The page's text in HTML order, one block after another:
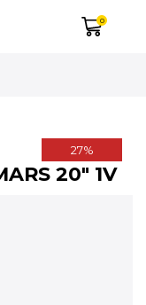
0
27%
20″ 1V